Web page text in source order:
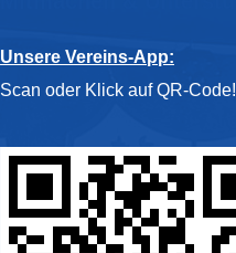
Unsere Vereins-App:
Scan oder Klick auf QR-Code!